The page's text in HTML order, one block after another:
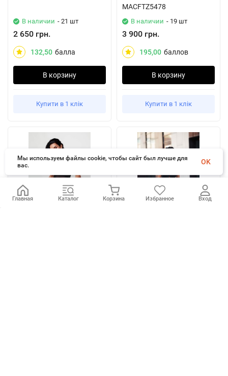
В наличии - 21 шт
2 650 грн.
132,50 балла
В корзину
Купити в 1 клік
MACFTZ5478
В наличии - 19 шт
3 900 грн.
195,00 баллов
В корзину
Купити в 1 клік
Главная Каталог Корзина Избранное Вход
Мы используем файлы cookie, чтобы сайт был лучше для
вас.
OK